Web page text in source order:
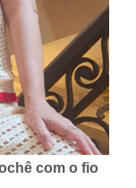
com o fio